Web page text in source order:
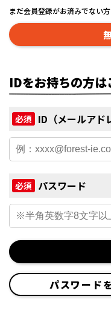
まだ会員登録がお済みでない
IDをお持ちの方は
必須 ID（メールアド
必須 パスワード
パスワード